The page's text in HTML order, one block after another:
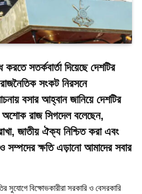
সতর্কবার্তা দিয়েছে দেশটির
সংকট নিরসনে
বসার আহ্বান জানিয়ে দেশটির
অশোক রাজ সিগদেল বলেছেন,
জাতীয় ঐক্য নিশ্চিত করা এবং
সম্পদের ক্ষতি এড়ানো আমাদের সবার
সুযোগে বিক্ষোভকারীরা সরকারি ও বেসরকারি